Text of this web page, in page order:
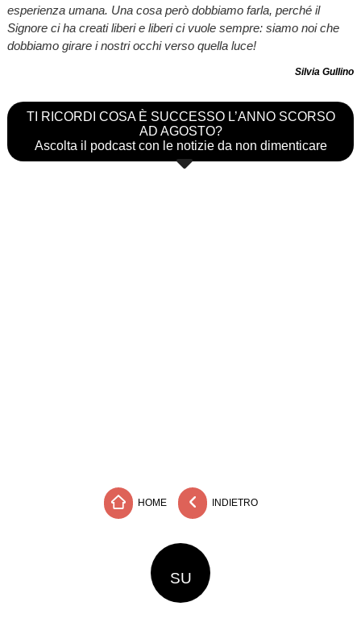
esperienza umana. Una cosa però dobbiamo farla, perché il
Signore ci ha creati liberi e liberi ci vuole sempre: siamo noi che
dobbiamo girare i nostri occhi verso quella luce!
Silvia Gullino
TI RICORDI COSA È SUCCESSO L’ANNO SCORSO
AD AGOSTO?
Ascolta il podcast con le notizie da non dimenticare
HOME INDIETRO
SU